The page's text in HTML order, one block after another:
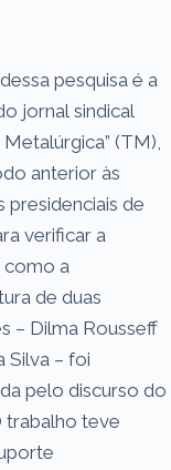
pesquisa é a
jornal sindical
Metalúrgica” (TM),
anterior às
presidenciais de
verificar a
como a
de duas
– Dilma Rousseff
Silva – foi
pelo discurso do
trabalho teve